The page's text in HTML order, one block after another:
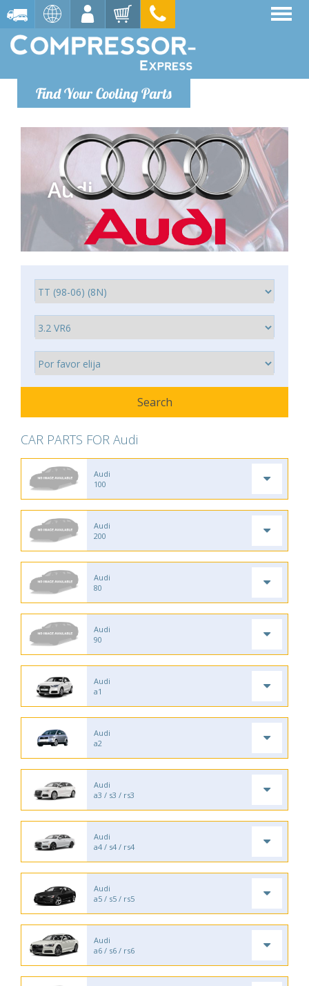
Find Your Cooling Parts
Audi
CAR PARTS FOR Audi
Audi
100
Audi
200
Audi
80
Audi
90
Audi
a1
Audi
a2
Audi
a3 / s3 / rs3
Audi
a4 / s4 / rs4
Audi
a5 / s5 / rs5
Audi
a6 / s6 / rs6